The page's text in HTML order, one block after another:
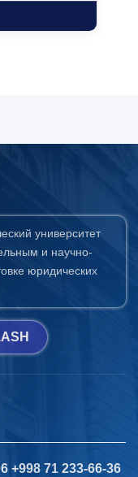
университет
и научно-
юридических
+998 71 233-66-36